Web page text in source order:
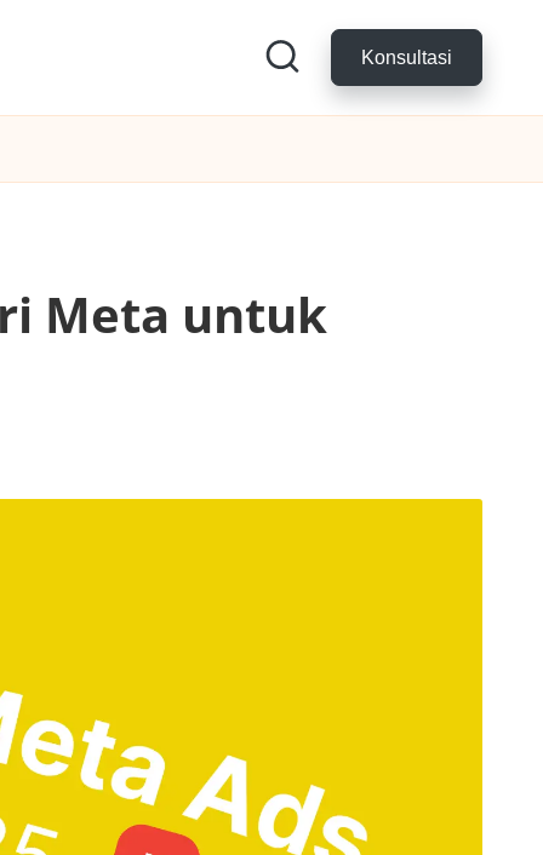
Konsultasi
Meta untuk